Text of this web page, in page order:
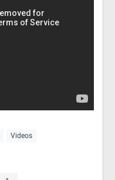
Videos